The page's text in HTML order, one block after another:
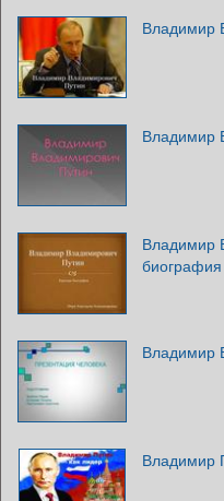
Владимир
Владимир
Владимир
биография
Владимир
Владимир